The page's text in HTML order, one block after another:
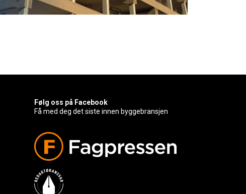
Følg oss på Facebook
Få med deg det siste innen byggebransjen